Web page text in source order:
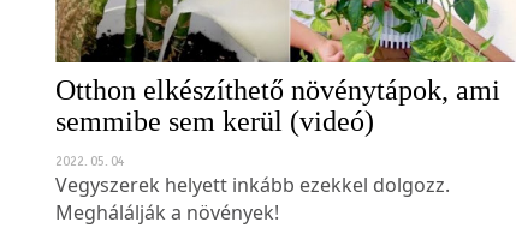
Otthon elkészíthető növénytápok, ami
semmibe sem kerül (videó)
2022. 05. 04
Vegyszerek helyett inkább ezekkel dolgozz.
Meghálálják a növények!